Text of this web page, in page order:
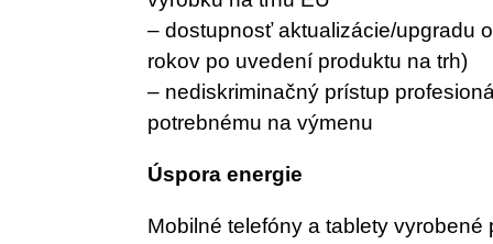
– dostupnosť aktualizácie/upgradu
rokov po uvedení produktu na trh)
– nediskriminačný prístup
potrebnému na výmenu
Úspora energie
Mobilné telefóny a tablety